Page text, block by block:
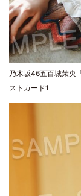
乃木坂46五百城茉央
ストカード1